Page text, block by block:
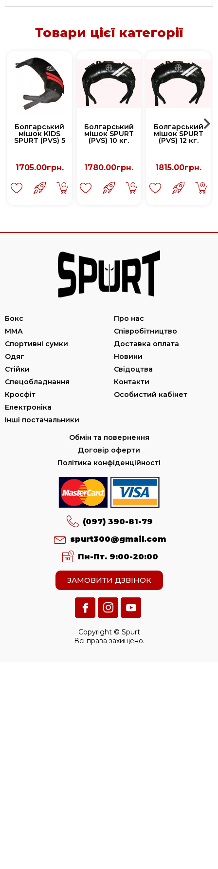
Товари цієї категорії
Болгарський
мішок KIDS
SPURT (PVS) 5
1705.00грн.
Болгарський
мішок SPURT
(PVS) 10 кг.
1780.00грн.
Болгарський
мішок SPURT
(PVS) 12 кг.
1815.00грн.
Бокс
ММА
Спортивні сумки
Одяг
Стійки
Спецобладнання
Кросфіт
Електроніка
Інші постачальники
Про нас
Співробітництво
Доставка оплата
Новини
Свідоцтва
Контакти
Особистий кабінет
Обмін та повернення
Договір оферти
Політика конфіденційності
(097) 390-81-79
spurt300@gmail.com
Пн-Пт. 9:00-20:00
ЗАМОВИТИ ДЗВІНОК
Copyright © Spurt
Всі права захищено.